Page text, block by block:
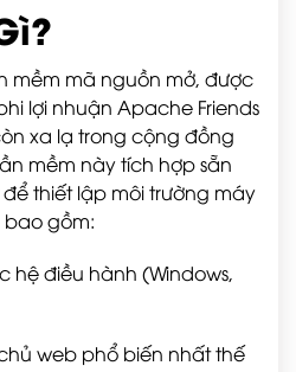
mềm mã nguồn mở, được
lợi nhuận Apache Friends
xa lạ trong cộng đồng
mềm này tích hợp sẵn
thiết lập môi trường máy
gồm:
hệ điều hành (Windows,
web phổ biến nhất thế